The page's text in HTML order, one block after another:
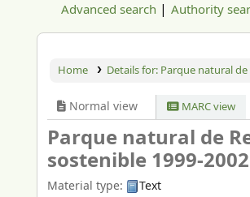
Advanced search Authority
Home Details for: Parque natural de
Normal view MARC view
Parque natural de
sostenible 1999-
Material type:
Text